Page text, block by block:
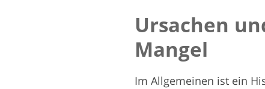
Ursachen
Mangel
Im Allgemeinen ist ein